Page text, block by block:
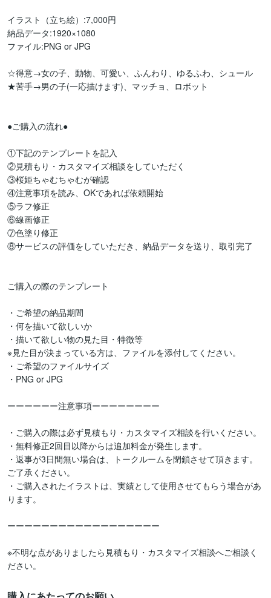
イラスト（立ち絵）:7,000円
納品データ:1920×1080
ファイル:PNG or JPG
☆得意→女の子、動物、可愛い、ふんわり、ゆるふわ、シュール
★苦手→男の子(一応描けます)、マッチョ、ロボット
●ご購入の流れ●
①下記のテンプレートを記入
②見積もり・カスタマイズ相談をしていただく
③桜姫ちゃむちゃむが確認
④注意事項を読み、OKであれば依頼開始
⑤ラフ修正
⑥線画修正
⑦色塗り修正
⑧サービスの評価をしていただき、納品データを送り、取引完了
ご購入の際のテンプレート
・ご希望の納品期間
・何を描いて欲しいか
・描いて欲しい物の見た目・特徴等
※見た目が決まっている方は、ファイルを添付してください。
・ご希望のファイルサイズ
・PNG or JPG
ーーーーーー注意事項ーーーーーーーー
・ご購入の際は必ず見積もり・カスタマイズ相談を行いください。
・無料修正2回目以降からは追加料金が発生します。
・返事が3日間無い場合は、トークルームを閉鎖させて頂きます。
ご了承ください。
・ご購入されたイラストは、実績として使用させてもらう場合があ
ります。
ーーーーーーーーーーーーーーーーーー
※不明な点がありましたら見積もり・カスタマイズ相談へご相談く
ださい。